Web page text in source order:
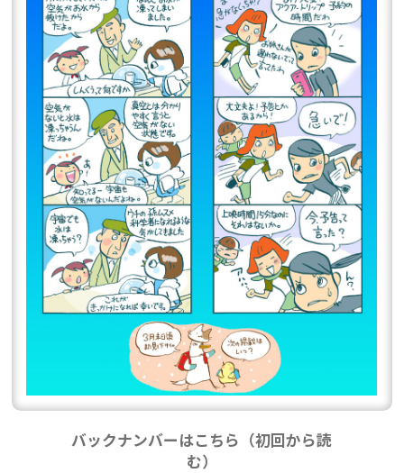
バックナンバーはこちら（初回から読
む）